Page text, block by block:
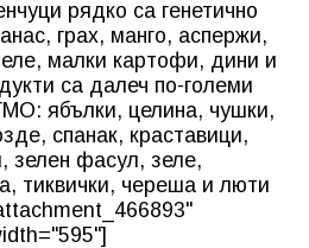
рядко са генетично
грах, манго, аспержи,
малки картофи, дини и
са далеч по-големи
ябълки, целина, чушки,
спанак, краставици,
зелен фасул, зеле,
тиквички, череша и люти